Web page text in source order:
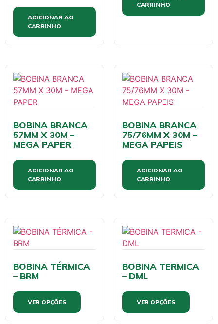
ADICIONAR AO
CARRINHO
CARRINHO
BOBINA BRANCA
57MM X 30M –
MEGA PAPER
ADICIONAR AO
CARRINHO
BOBINA BRANCA
75/76MM X 30M –
MEGA PAPEIS
ADICIONAR AO
CARRINHO
BOBINA TÉRMICA
– BRM
VER OPÇÕES
BOBINA TERMICA
– DML
VER OPÇÕES